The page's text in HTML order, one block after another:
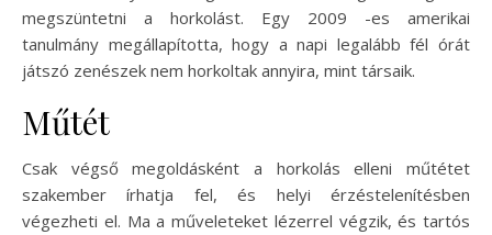
megszüntetni a horkolást. Egy 2009 -es amerikai
tanulmány megállapította, hogy a napi legalább fél órát
játszó zenészek nem horkoltak annyira, mint társaik.
Műtét
Csak végső megoldásként a horkolás elleni műtétet
szakember írhatja fel, és helyi érzéstelenítésben
végezheti el. Ma a műveleteket lézerrel végzik, és tartós